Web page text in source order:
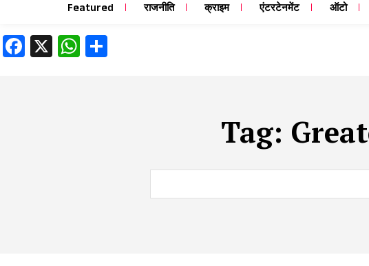
Featured राजनीति क्राइम एंटरटेनमेंट ऑटो
Facebook
X WhatsApp
Tag: